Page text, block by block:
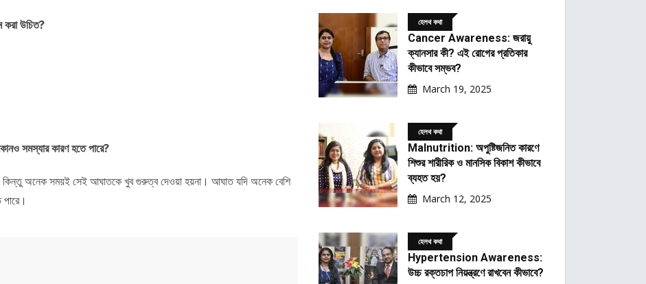
করা উচিত?
সমস্যার কারণ হতে পারে?
কিন্তু অনেক সময়ই সেই আঘাতকে খুব গুরুত্ব দেওয়া হয়না। আঘাত যদি অনেক বেশি
হেলথ কথা
Cancer Awareness: জরায়ু
ক্যানসার কী? এই রোগের প্রতিকার
কীভাবে সম্ভব?
March 19, 2025
হেলথ কথা
Malnutrition: অপুষ্টিজনিত কারণে
শিশুর শারীরিক ও মানসিক বিকাশ কীভাবে
ব্যহত হয়?
March 12, 2025
হেলথ কথা
Hypertension Awareness:
উচ্চ রক্তচাপ নিয়ন্ত্রণে রাখবেন কীভাবে?